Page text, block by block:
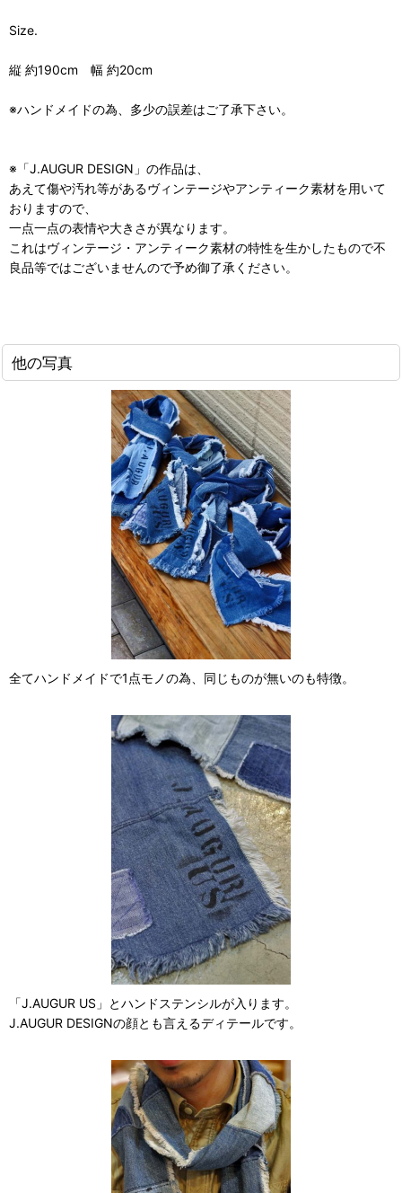
Size.
縦 約190cm 幅 約20cm
※ハンドメイドの為、多少の誤差はご了承下さい。
※「J.AUGUR DESIGN」の作品は、
あえて傷や汚れ等があるヴィンテージやアンティーク素材を用いて
おりますので、
一点一点の表情や大きさが異なります。
これはヴィンテージ・アンティーク素材の特性を生かしたもので不
良品等ではございませんので予め御了承ください。
他の写真
全てハンドメイドで1点モノの為、同じものが無いのも特徴。
「J.AUGUR US」とハンドステンシルが入ります。
J.AUGUR DESIGNの顔とも言えるディテールです。